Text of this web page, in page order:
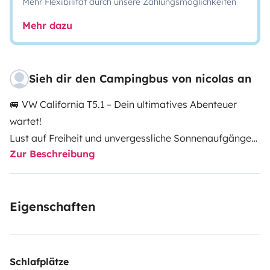
Mehr dazu
Sieh dir den Campingbus von nicolas an
🚐 VW California T5.1 – Dein ultimatives Abenteuer
wartet!
Lust auf Freiheit und unvergessliche Sonnenaufgänge?
Miete unseren komplett ausgestatteten Volkswagen
T5.1 California (Comfortline) und erlebe den
Maße fährt er sich wie ein PKW, bietet aber den
Überall hinkommen: Mit einer Höhe von unter 2m passt
Zur Beschreibung
Eigenschaften
Schlafplätze